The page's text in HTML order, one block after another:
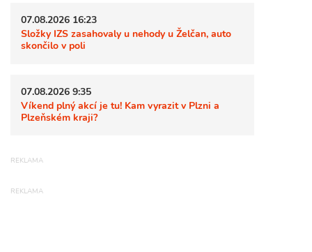
07.08.2026 16:23
Složky IZS zasahovaly u nehody u Želčan, auto
skončilo v poli
07.08.2026 9:35
Víkend plný akcí je tu! Kam vyrazit v Plzni a
Plzeňském kraji?